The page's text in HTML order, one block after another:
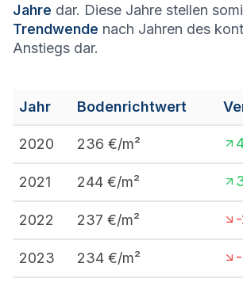
Jahre dar. Diese Jahre stellen
Trendwende nach Jahren des
Anstiegs dar.
Jahr Bodenrichtwert
2020 236 €/m²
2021 244 €/m²
2022 237 €/m²
2023 234 €/m²